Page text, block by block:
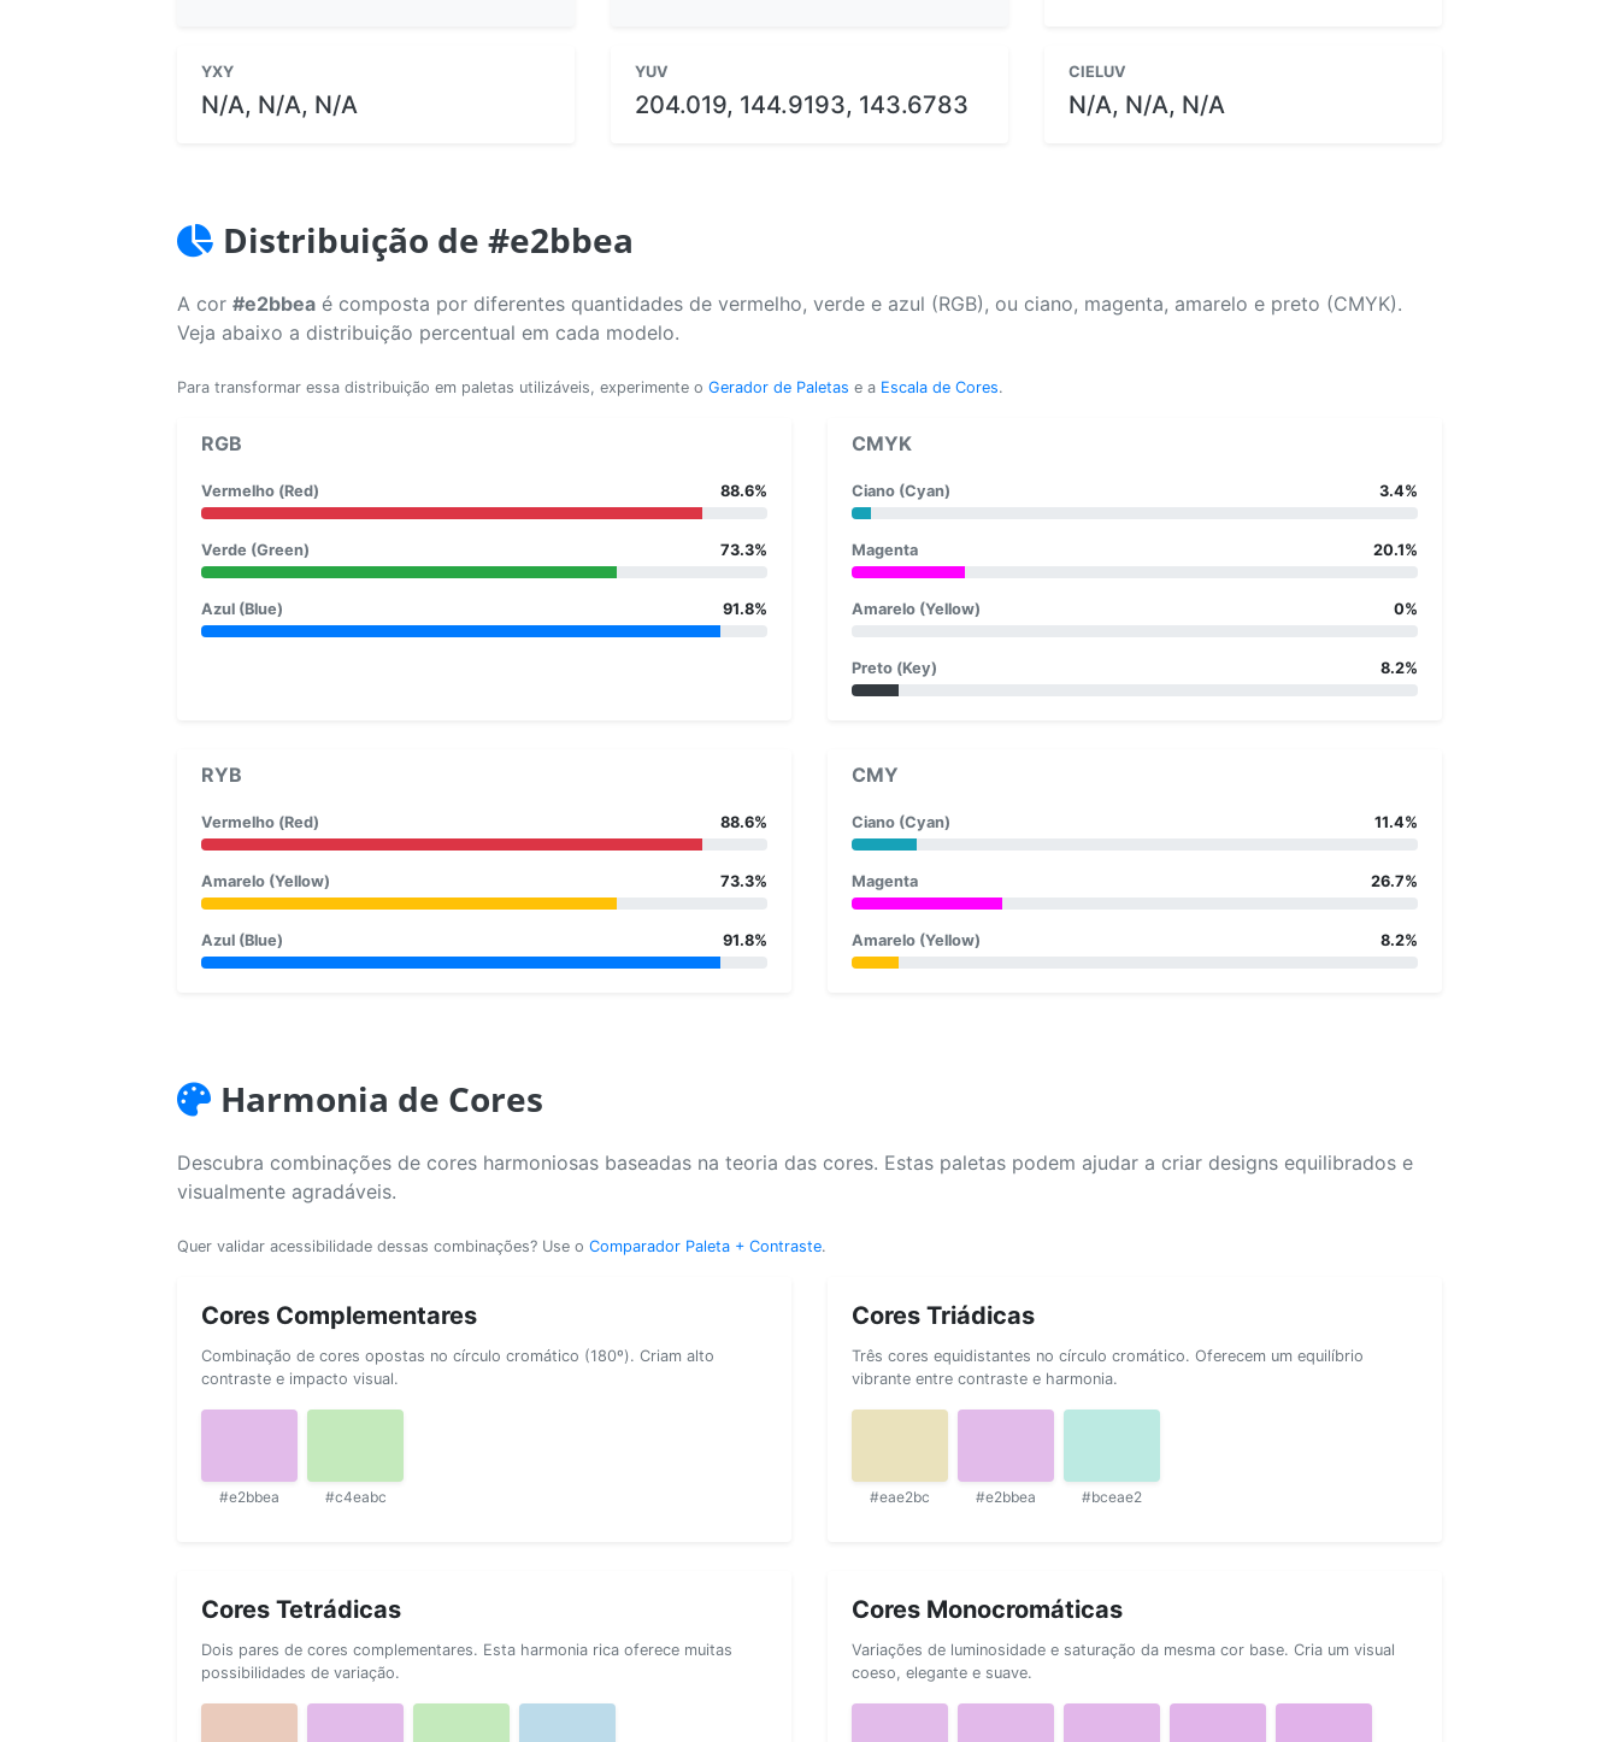
YXY
N/A, N/A, N/A
YUV
204.019, 144.9193, 143.6783
CIELUV
N/A, N/A, N/A
Distribuição de #e2bbea
A cor #e2bbea é composta por diferentes quantidades de vermelho, verde e azul (RGB), ou ciano, magenta, amarelo e preto (CMYK).
Veja abaixo a distribuição percentual em cada modelo.
Para transformar essa distribuição em paletas utilizáveis, experimente o Gerador de Paletas e a Escala de Cores.
RGB
Vermelho (Red) 88.6%
Verde (Green) 73.3%
Azul (Blue) 91.8%
CMYK
Ciano (Cyan) 3.4%
Magenta 20.1%
Amarelo (Yellow) 0%
Preto (Key) 8.2%
RYB
Vermelho (Red) 88.6%
Amarelo (Yellow) 73.3%
Azul (Blue) 91.8%
CMY
Ciano (Cyan) 11.4%
Magenta 26.7%
Amarelo (Yellow) 8.2%
Harmonia de Cores
Descubra combinações de cores harmoniosas baseadas na teoria das cores. Estas paletas podem ajudar a criar designs equilibrados e
visualmente agradáveis.
Quer validar acessibilidade dessas combinações? Use o Comparador Paleta + Contraste.
Cores Complementares
Combinação de cores opostas no círculo cromático (180º). Criam alto
contraste e impacto visual.
#e2bbea #c4eabc
Cores Triádicas
Três cores equidistantes no círculo cromático. Oferecem um equilíbrio
vibrante entre contraste e harmonia.
#eae2bc #e2bbea #bceae2
Cores Tetrádicas
Dois pares de cores complementares. Esta harmonia rica oferece muitas
possibilidades de variação.
Cores Monocromáticas
Variações de luminosidade e saturação da mesma cor base. Cria um visual
coeso, elegante e suave.